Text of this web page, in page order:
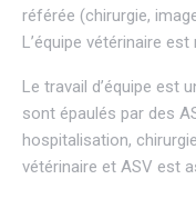
référée (chirurgie,
L’équipe vétérinaire
Le travail d’équipe est
sont épaulés par des
hospitalisation,
vétérinaire et ASV est